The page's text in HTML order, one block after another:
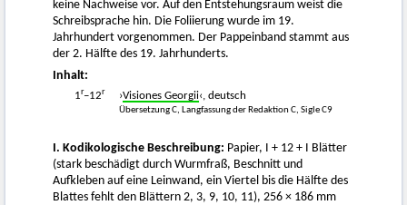
keine Nachweise vor. Auf den Entstehungsraum weist die
Schreibsprache hin. Die Foliierung wurde im 19.
Jahrhundert vorgenommen. Der Pappeinband stammt aus
der 2. Hälfte des 19. Jahrhunderts.
Inhalt:
1r–12r ›Visiones Georgii‹, deutsch
Übersetzung C, Langfassung der Redaktion C, Sigle C9
I. Kodikologische Beschreibung: Papier, I + 12 + I Blätter
(stark beschädigt durch Wurmfraß, Beschnitt und
Aufkleben auf eine Leinwand, ein Viertel bis die Hälfte des
Blattes fehlt den Blättern 2, 3, 9, 10, 11), 256 × 186 mm